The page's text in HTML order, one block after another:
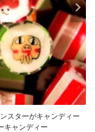
スターがキャンディー
キャンディー